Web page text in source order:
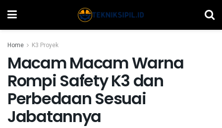
Home K3 Proyek
Macam Macam Warna
Rompi Safety K3 dan
Perbedaan Sesuai
Jabatannya